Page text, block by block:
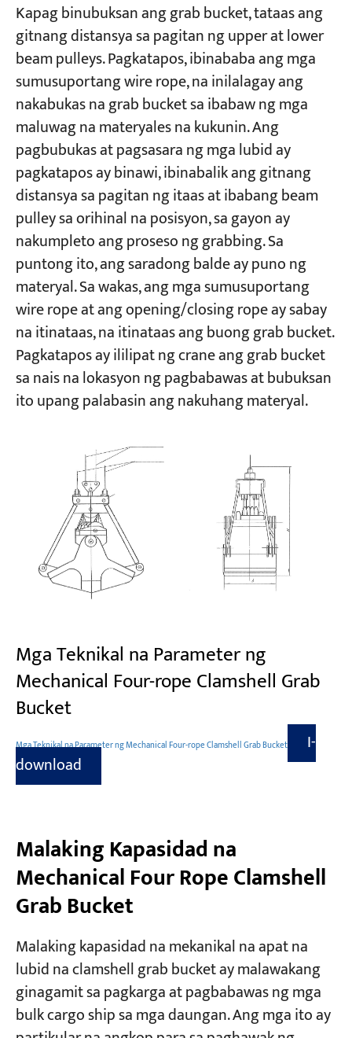
Kapag binubuksan ang grab bucket, tataas ang
gitnang distansya sa pagitan ng upper at lower
beam pulleys. Pagkatapos, ibinababa ang mga
sumusuportang wire rope, na inilalagay ang
nakabukas na grab bucket sa ibabaw ng mga
maluwag na materyales na kukunin. Ang
pagbubukas at pagsasara ng mga lubid ay
pagkatapos ay binawi, ibinabalik ang gitnang
distansya sa pagitan ng itaas at ibabang beam
pulley sa orihinal na posisyon, sa gayon ay
nakumpleto ang proseso ng grabbing. Sa
puntong ito, ang saradong balde ay puno ng
materyal. Sa wakas, ang mga sumusuportang
wire rope at ang opening/closing rope ay sabay
na itinataas, na itinataas ang buong grab bucket.
Pagkatapos ay ililipat ng crane ang grab bucket
sa nais na lokasyon ng pagbabawas at bubuksan
ito upang palabasin ang nakuhang materyal.
Mga Teknikal na Parameter ng
Mechanical Four-rope Clamshell Grab
Bucket
Mga Teknikal na Parameter ng Mechanical Four-rope Clamshell Grab Bucket
I-
download
Malaking Kapasidad na
Mechanical Four Rope Clamshell
Grab Bucket
Malaking kapasidad na mekanikal na apat na
lubid na clamshell grab bucket ay malawakang
ginagamit sa pagkarga at pagbabawas ng mga
bulk cargo ship sa mga daungan. Ang mga ito ay